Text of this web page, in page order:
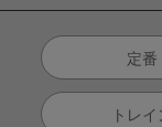
定番
トレイ